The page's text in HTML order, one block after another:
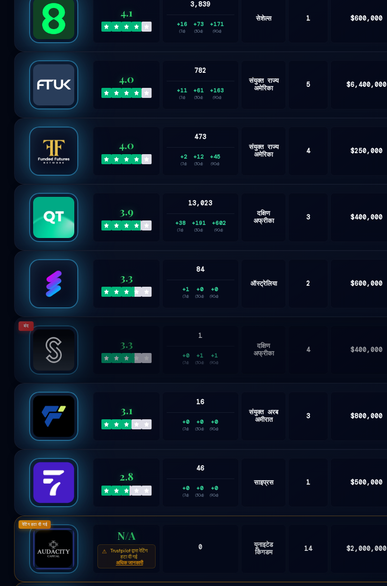
4.1
3,839
+16
(7d)
+73
(30d)
+171
(90d)
सेशेल्स 1 $600,000
4.0
782
+11
(7d)
+61
(30d)
+163
(90d)
संयुक्त राज्य
अमेरिका
5 $6,400,000
4.0
473
+2
(7d)
+12
(30d)
+45
(90d)
संयुक्त राज्य
अमेरिका
4 $250,000
3.9
13,023
+38
(7d)
+191
(30d)
+602
(90d)
दक्षिण
अफ्रीका
3 $400,000
3.3
84
+1
(7d)
+0
(30d)
+0
(90d)
ऑस्ट्रेलिया 2 $600,000
बंद
3.3
1
+0
(7d)
+1
(30d)
+1
(90d)
दक्षिण
अफ्रीका
4 $400,000
3.1
16
+0
(7d)
+0
(30d)
+0
(90d)
संयुक्त अरब
अमीरात
3 $800,000
2.8
46
+0
(7d)
+0
(30d)
+0
(90d)
साइप्रस 1 $500,000
रेटिंग हटा दी गई
N/A
⚠
Trustpilot द्वारा रेटिंग
हटा दी गई
अधिक जानकारी
0
यूनाइटेड
किंगडम
14 $2,000,000